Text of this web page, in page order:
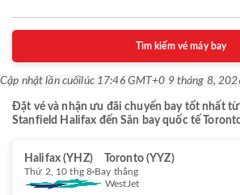
Tìm kiếm vé máy bay
Cập nhật lần cuốilúc 17:46 GMT+0 9 tháng 8,
Đặt vé và nhận ưu đãi chuyến bay tốt nhất từ
Stanfield Halifax đến Sân bay quốc tế
Halifax (YHZ) Toronto (YYZ)
Thứ 2, 10 thg 8 Bay thẳng
WestJet